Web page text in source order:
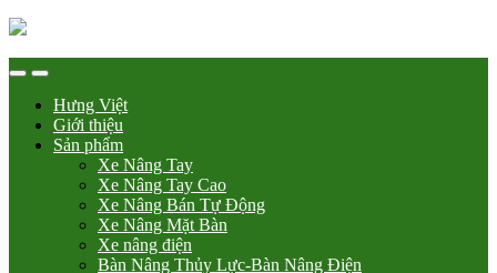
Hưng Việt
Giới thiệu
Sản phẩm
Xe Nâng Tay
Xe Nâng Tay Cao
Xe Nâng Bán Tự Động
Xe Nâng Mặt Bàn
Xe nâng điện
Bàn Nâng Thủy Lực-Bàn Nâng Điện